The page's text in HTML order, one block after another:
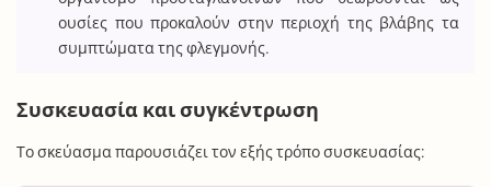
ουσίες που προκαλούν στην περιοχή της βλάβης τα
συμπτώματα της φλεγμονής.
Συσκευασία και συγκέντρωση
Το σκεύασμα παρουσιάζει τον εξής τρόπο συσκευασίας: